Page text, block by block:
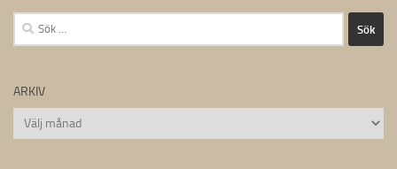
Sök
efter:
ARKIV
Arkiv